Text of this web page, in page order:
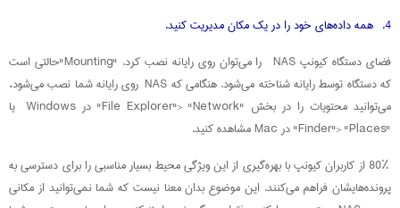
4. همه داده‌های خود را در یک مکان مدیریت کنید.
فضای دستگاه کیونپ NAS را می‌توان روی رایانه نصب کرد. "Mounting"حالتی است
که دستگاه توسط رایانه شناخته می‌شود. هنگامی که NAS روی رایانه شما نصب می‌شود،
می‌توانید محتویات را در بخش "File Explorer"> "Network" در Windows یا
"Finder"> "Places" در Mac مشاهده کنید.
80٪ از کاربران کیونپ با بهره‌گیری از این ویژگی محیط بسیار مناسبی را برای دسترسی به
پرونده‌هایشان فراهم می‌کنند. این موضوع بدان معنا نیست که شما نمی‌توانید از مکانی